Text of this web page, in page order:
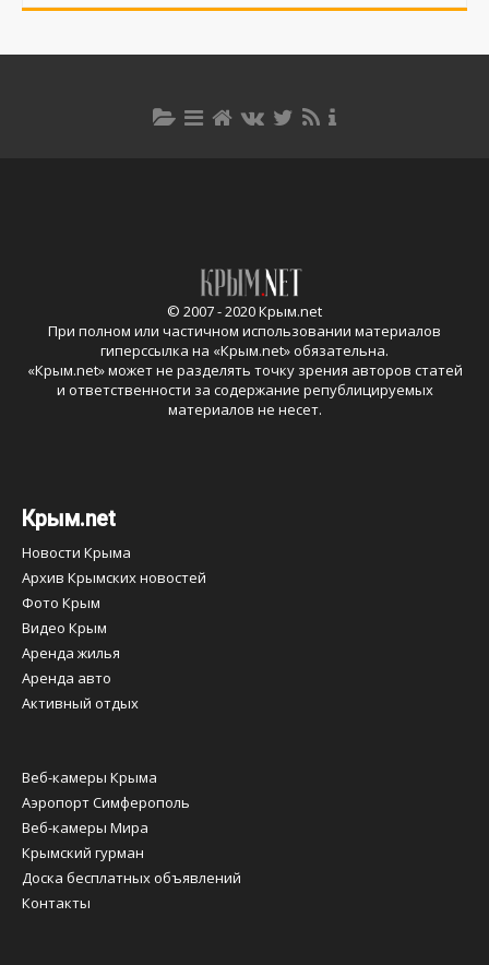
© 2007 - 2020 Крым.net
При полном или частичном использовании материалов
гиперссылка на «Крым.net» обязательна.
«Крым.net» может не разделять точку зрения авторов статей
и ответственности за содержание републицируемых
материалов не несет.
Крым.net
Новости Крыма
Архив Крымских новостей
Фото Крым
Видео Крым
Аренда жилья
Аренда авто
Активный отдых
Веб-камеры Крыма
Аэропорт Симферополь
Веб-камеры Мира
Крымский гурман
Доска бесплатных объявлений
Контакты